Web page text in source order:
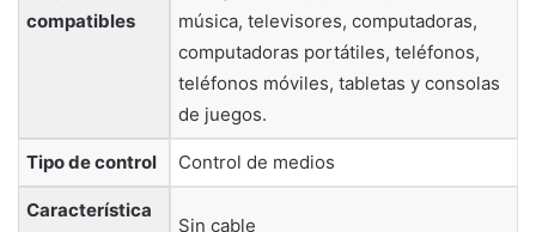
compatibles
música, televisores, computadoras,
computadoras portátiles, teléfonos,
teléfonos móviles, tabletas y consolas
de juegos.
Tipo de control ‎Control de medios
Característica
‎Sin cable